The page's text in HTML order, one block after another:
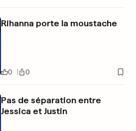
Rihanna porte la moustache
0 0
Pas de séparation entre
Jessica et Justin